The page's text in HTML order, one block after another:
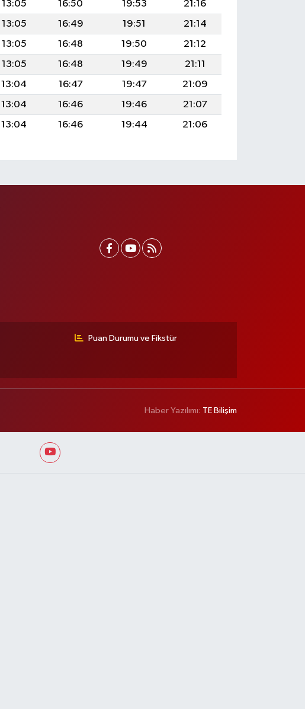
13:05 16:50 19:53
21:16
13:05 16:49 19:51
21:14
13:05 16:48 19:50
21:12
13:05 16:48 19:49
21:11
13:04 16:47 19:47
21:09
13:04 16:46 19:46
21:07
13:04 16:46 19:44 21:06
Puan Durumu ve Fikstür
Haber Yazılımı: TE Bilişim